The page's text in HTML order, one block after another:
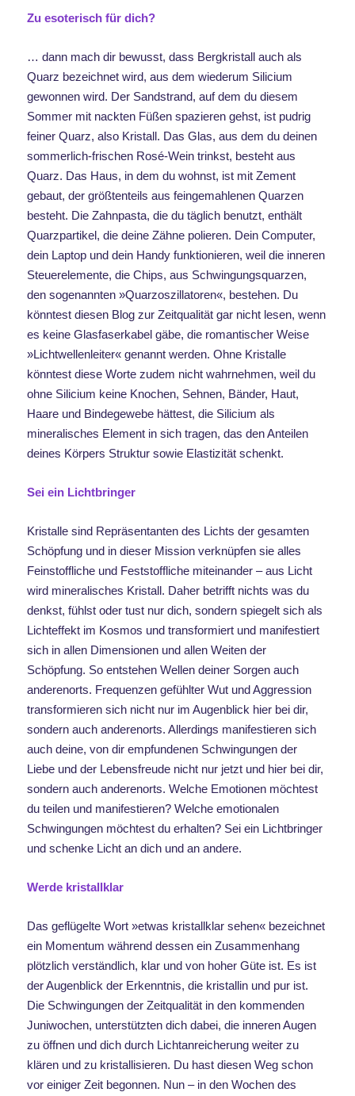
Zu esoterisch für dich?
… dann mach dir bewusst, dass Bergkristall auch als
Quarz bezeichnet wird, aus dem wiederum Silicium
gewonnen wird. Der Sandstrand, auf dem du diesem
Sommer mit nackten Füßen spazieren gehst, ist pudrig
feiner Quarz, also Kristall. Das Glas, aus dem du deinen
sommerlich-frischen Rosé-Wein trinkst, besteht aus
Quarz. Das Haus, in dem du wohnst, ist mit Zement
gebaut, der größtenteils aus feingemahlenen Quarzen
besteht. Die Zahnpasta, die du täglich benutzt, enthält
Quarzpartikel, die deine Zähne polieren. Dein Computer,
dein Laptop und dein Handy funktionieren, weil die inneren
Steuerelemente, die Chips, aus Schwingungsquarzen,
den sogenannten »Quarzoszillatoren«, bestehen. Du
könntest diesen Blog zur Zeitqualität gar nicht lesen, wenn
es keine Glasfaserkabel gäbe, die romantischer Weise
»Lichtwellenleiter« genannt werden. Ohne Kristalle
könntest diese Worte zudem nicht wahrnehmen, weil du
ohne Silicium keine Knochen, Sehnen, Bänder, Haut,
Haare und Bindegewebe hättest, die Silicium als
mineralisches Element in sich tragen, das den Anteilen
deines Körpers Struktur sowie Elastizität schenkt.
Sei ein Lichtbringer
Kristalle sind Repräsentanten des Lichts der gesamten
Schöpfung und in dieser Mission verknüpfen sie alles
Feinstoffliche und Feststoffliche miteinander – aus Licht
wird mineralisches Kristall. Daher betrifft nichts was du
denkst, fühlst oder tust nur dich, sondern spiegelt sich als
Lichteffekt im Kosmos und transformiert und manifestiert
sich in allen Dimensionen und allen Weiten der
Schöpfung. So entstehen Wellen deiner Sorgen auch
anderenorts. Frequenzen gefühlter Wut und Aggression
transformieren sich nicht nur im Augenblick hier bei dir,
sondern auch anderenorts. Allerdings manifestieren sich
auch deine, von dir empfundenen Schwingungen der
Liebe und der Lebensfreude nicht nur jetzt und hier bei dir,
sondern auch anderenorts. Welche Emotionen möchtest
du teilen und manifestieren? Welche emotionalen
Schwingungen möchtest du erhalten? Sei ein Lichtbringer
und schenke Licht an dich und an andere.
Werde kristallklar
Das geflügelte Wort »etwas kristallklar sehen« bezeichnet
ein Momentum während dessen ein Zusammenhang
plötzlich verständlich, klar und von hoher Güte ist. Es ist
der Augenblick der Erkenntnis, die kristallin und pur ist.
Die Schwingungen der Zeitqualität in den kommenden
Juniwochen, unterstützten dich dabei, die inneren Augen
zu öffnen und dich durch Lichtanreicherung weiter zu
klären und zu kristallisieren. Du hast diesen Weg schon
vor einiger Zeit begonnen. Nun – in den Wochen des